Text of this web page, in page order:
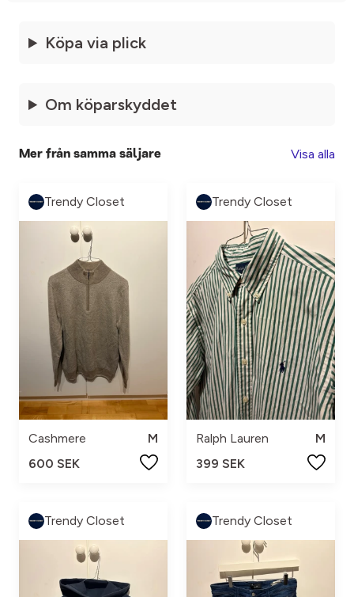
Köpa via plick
Om köparskyddet
Mer från samma säljare Visa alla
Trendy Closet
Cashmere
M
600 SEK
Trendy Closet
Ralph Lauren
M
399 SEK
Trendy Closet Trendy Closet